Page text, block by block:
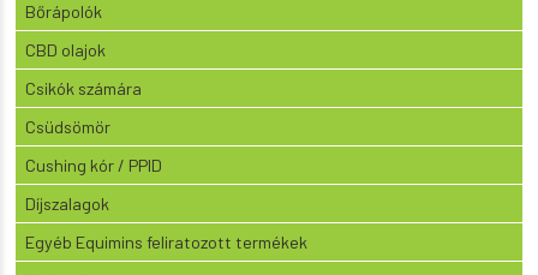
Bőrápolók
CBD olajok
Csikók számára
Csüdsömör
Cushing kór / PPID
Díjszalagok
Egyéb Equimins feliratozott termékek